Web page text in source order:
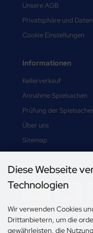
Unsere AGB
Privatsphäre und
Cookie Einstellungen
Informationen
Kellerverkauf
Annahme Spielsachen
Prüfung der
Über uns
Sitemap
Zahlungsmethoden
Diese Webseite
Technologien
Wir verwenden Cookies
Drittanbietern, um die
gewährleisten, die